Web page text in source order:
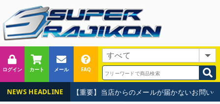
ログイン カート メール FAQ
NEWS HEADLINE【重要】当店からのメールが届かないお問い合わせ